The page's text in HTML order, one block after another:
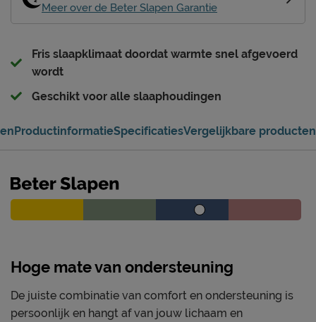
Meer over de Beter Slapen Garantie
Fris slaapklimaat doordat warmte snel afgevoerd
wordt
Geschikt voor alle slaaphoudingen
ProductinformatieSpecificatiesVergelijkbare producten
Hoge mate van ondersteuning
De juiste combinatie van comfort en ondersteuning is
persoonlijk en hangt af van jouw lichaam en